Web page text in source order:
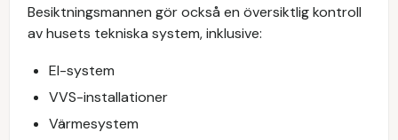
Besiktningsmannen gör också en översiktlig kontroll
av husets tekniska system, inklusive:
El-system
VVS-installationer
Värmesystem